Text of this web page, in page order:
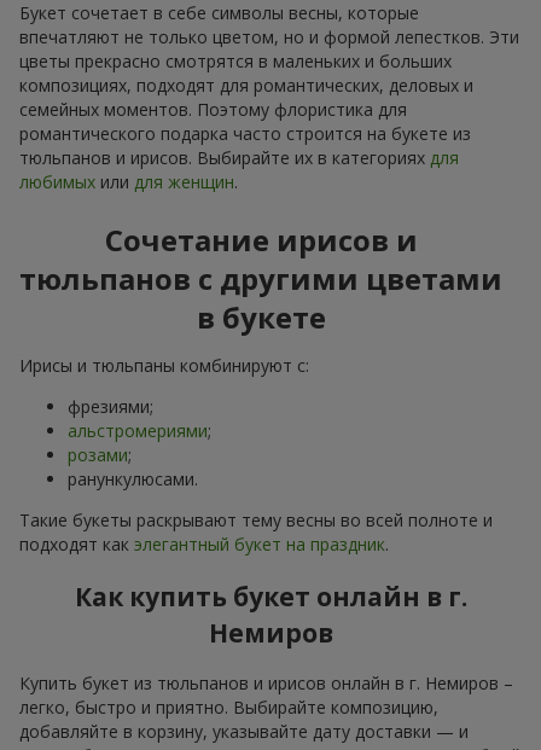
Букет сочетает в себе символы весны, которые
впечатляют не только цветом, но и формой лепестков. Эти
цветы прекрасно смотрятся в маленьких и больших
композициях, подходят для романтических, деловых и
семейных моментов. Поэтому флористика для
романтического подарка часто строится на букете из
тюльпанов и ирисов. Выбирайте их в категориях для
любимых или для женщин.
Сочетание ирисов и
тюльпанов с другими цветами
в букете
Ирисы и тюльпаны комбинируют с:
фрезиями;
альстромериями;
розами;
ранункулюсами.
Такие букеты раскрывают тему весны во всей полноте и
подходят как элегантный букет на праздник.
Как купить букет онлайн в г.
Немиров
Купить букет из тюльпанов и ирисов онлайн в г. Немиров –
легко, быстро и приятно. Выбирайте композицию,
добавляйте в корзину, указывайте дату доставки — и